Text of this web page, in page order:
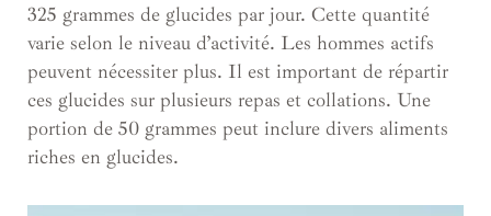
325 grammes de glucides par jour. Cette quantité
varie selon le niveau d’activité. Les hommes actifs
peuvent nécessiter plus. Il est important de répartir
ces glucides sur plusieurs repas et collations. Une
portion de 50 grammes peut inclure divers aliments
riches en glucides.